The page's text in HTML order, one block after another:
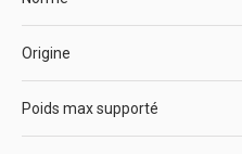
Origine
Poids max supporté